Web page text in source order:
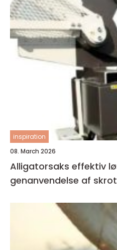
inspiration
08. March 2026
Alligatorsaks effektiv løsning til sortering og
genanvendelse af skrot